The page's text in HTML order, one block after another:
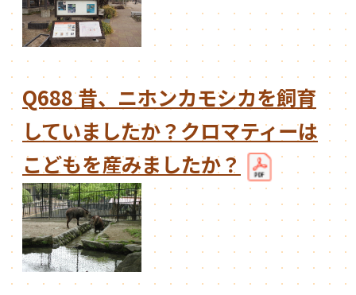
Q688 昔、ニホンカモシカを飼育
していましたか？クロマティーは
こどもを産みましたか？